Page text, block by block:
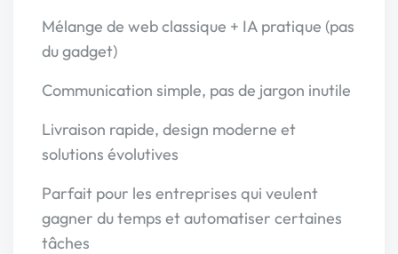
Mélange de web classique + IA pratique (pas
du gadget)
Communication simple, pas de jargon inutile
Livraison rapide, design moderne et
solutions évolutives
Parfait pour les entreprises qui veulent
gagner du temps et automatiser certaines
tâches